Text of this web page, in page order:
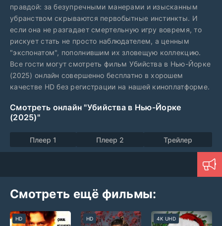
правдой: за безупречными манерами и изысканным
убранством скрываются первобытные инстинкты. И
если она не разгадает смертельную игру вовремя, то
рискует стать не просто наблюдателем, а ценным
"экспонатом", пополнившим их зловещую коллекцию.
Все гости могут смотреть фильм Убийства в Нью-Йорке
(2025) онлайн совершенно бесплатно в хорошем
качестве HD без регистрации на нашей киноплатформе.
Смотреть онлайн "Убийства в Нью-Йорке
(2025)"
Плеер 1 Плеер 2 Трейлер
Смотреть ещё фильмы:
HD HD 4K UHD